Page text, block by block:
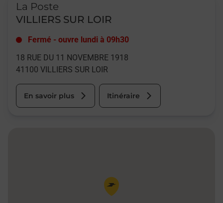
La Poste
VILLIERS SUR LOIR
Fermé - ouvre lundi à 09h30
18 RUE DU 11 NOVEMBRE 1918
41100 VILLIERS SUR LOIR
En savoir plus Itinéraire
Pin de la carte